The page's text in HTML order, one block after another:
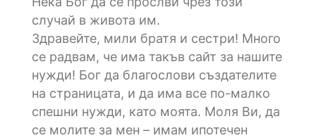
случай в живота им.
Здравейте, мили братя и сестри! Много
се радвам, че има такъв сайт за нашите
нужди! Бог да благослови създателите
на страницата, и да има все по-малко
спешни нужди, като моята. Моля Ви, да
се молите за мен – имам ипотечен